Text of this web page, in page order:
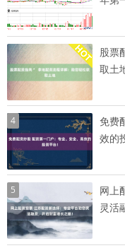
股票配资指南 *
取土
4
免费
效的
5
网上
灵活